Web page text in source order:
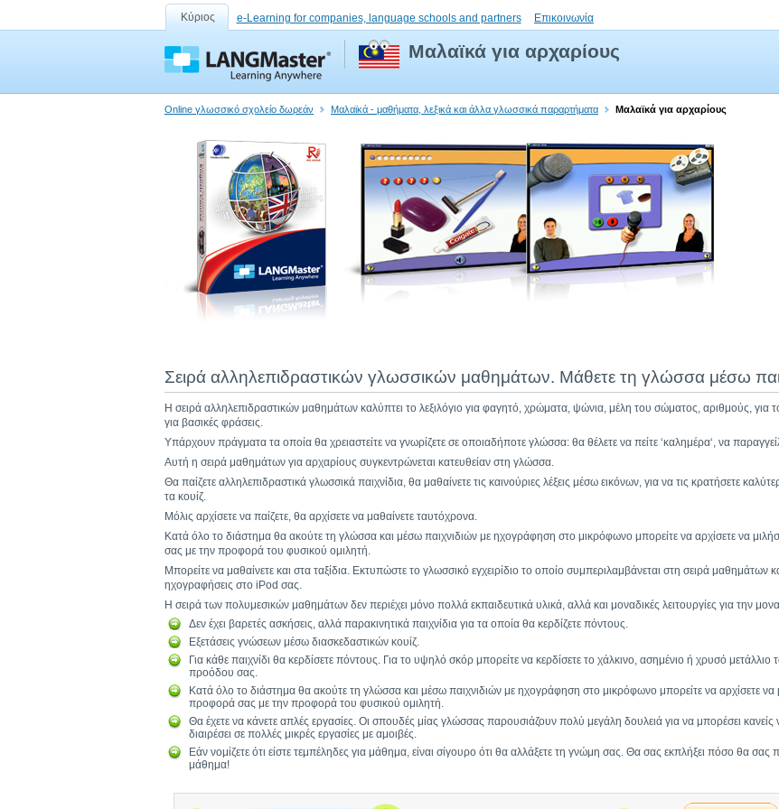
Κύριος e-Learning for companies, language schools and partners Επικοινωνία
Μαλαϊκά για αρχαρίους
Online γλωσσικό σχολείο δωρεάν Μαλαϊκά - μαθήματα, λεξικά και άλλα γλωσσικά παραρτήματα Μαλαϊκά για αρχαρίους
Σειρά αλληλεπιδραστικών γλωσσικών μαθημάτων. Μάθετε τη γλώσσα μέσω
Η σειρά αλληλεπιδραστικών μαθημάτων καλύπτει το λεξιλόγιο για φαγητό, χρώματα, ψώνια, μέλη του σώματος, αριθμούς, για
για βασικές φράσεις.
Υπάρχουν πράγματα τα οποία θα χρειαστείτε να γνωρίζετε σε οποιαδήποτε γλώσσα: θα θέλετε να πείτε ‘καλημέρα‘, να
Αυτή η σειρά μαθημάτων για αρχαρίους συγκεντρώνεται κατευθείαν στη γλώσσα.
Θα παίζετε αλληλεπιδραστικά γλωσσικά παιχνίδια, θα μαθαίνετε τις καινούριες λέξεις μέσω εικόνων, για να τις κρατήσετε
τα κουίζ.
Μόλις αρχίσετε να παίζετε, θα αρχίσετε να μαθαίνετε ταυτόχρονα.
Κατά όλο το διάστημα θα ακούτε τη γλώσσα και μέσω παιχνιδιών με ηχογράφηση στο μικρόφωνο μπορείτε να αρχίσετε να
σας με την προφορά του φυσικού ομιλητή.
Μπορείτε να μαθαίνετε και στα ταξίδια. Εκτυπώστε το γλωσσικό εγχειρίδιο το οποίο συμπεριλαμβάνεται στη σειρά μαθημάτων
ηχογραφήσεις στο iPod σας.
Η σειρά των πολυμεσικών μαθημάτων δεν περιέχει μόνο πολλά εκπαιδευτικά υλικά, αλλά και μοναδικές λειτουργίες για την
Δεν έχει βαρετές ασκήσεις, αλλά παρακινητικά παιχνίδια για τα οποία θα κερδίζετε πόντους.
Εξετάσεις γνώσεων μέσω διασκεδαστικών κουίζ.
Για κάθε παιχνίδι θα κερδίσετε πόντους. Για το υψηλό σκόρ μπορείτε να κερδίσετε το χάλκινο, ασημένιο ή χρυσό
προόδου σας.
Κατά όλο το διάστημα θα ακούτε τη γλώσσα και μέσω παιχνιδιών με ηχογράφηση στο μικρόφωνο μπορείτε να αρχίσετε να
προφορά σας με την προφορά του φυσικού ομιλητή.
Θα έχετε να κάνετε απλές εργασίες. Οι σπουδές μίας γλώσσας παρουσιάζουν πολύ μεγάλη δουλειά για να μπορέσει
διαιρέσει σε πολλές μικρές εργασίες με αμοιβές.
Εάν νομίζετε ότι είστε τεμπέληδες για μάθημα, είναι σίγουρο ότι θα αλλάξετε τη γνώμη σας. Θα σας εκπλήξει πόσο θα σας
μάθημα!